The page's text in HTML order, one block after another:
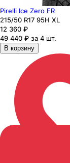
Pirelli Ice Zero FR
215/50 R17 95H XL
12 360 ₽
49 440 ₽ за 4 шт.
В корзину